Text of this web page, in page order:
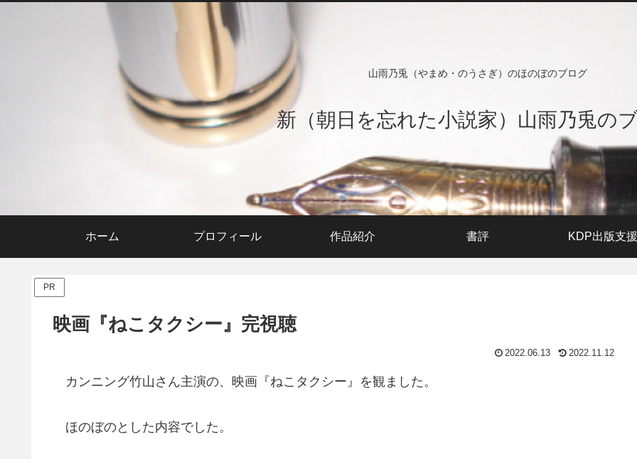
山雨乃兎（やまめ・のうさぎ）のほのぼのブログ
新（朝日を忘れた小説家）山雨乃兎の
ホーム プロフィール 作品紹介 書評 KDP出版支援
PR
映画『ねこタクシー』完視聴
2022.06.13 2022.11.12
カンニング竹山さん主演の、映画『ねこタクシー』を観ました。
ほのぼのとした内容でした。